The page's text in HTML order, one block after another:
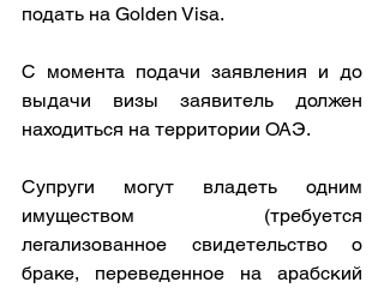
подать на Golden Visa.
С момента подачи заявления и до
выдачи визы заявитель должен
находиться на территории ОАЭ.
Супруги могут владеть одним
имуществом (требуется
легализованное свидетельство о
браке, переведенное на арабский